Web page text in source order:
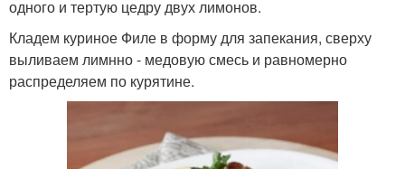
одного и тертую цедру двух лимонов.
Кладем куриное Филе в форму для запекания, сверху
выливаем лимнно - медовую смесь и равномерно
распределяем по курятине.